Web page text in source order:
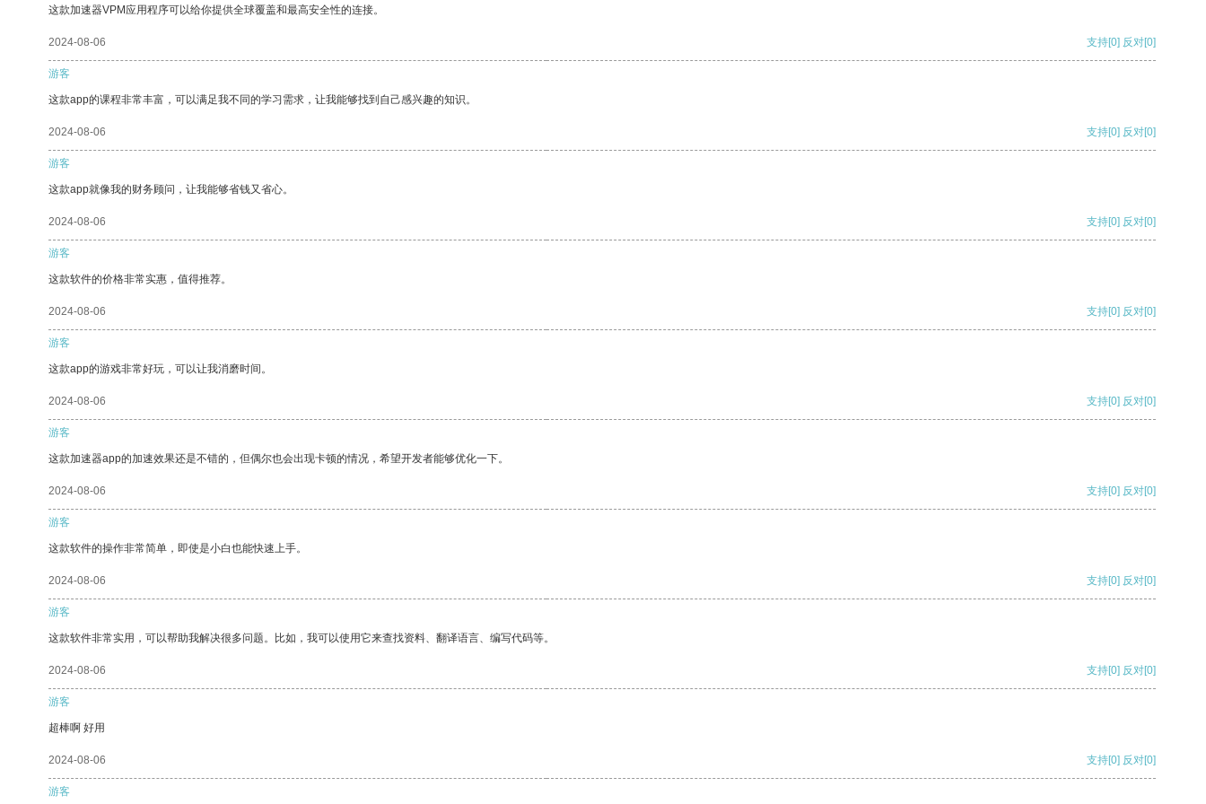
这款加速器VPM应用程序可以给你提供全球覆盖和最高安全性的连接。
2024-08-06 支持[0] 反对[0]
游客
这款app的课程非常丰富，可以满足我不同的学习需求，让我能够找到自己感兴趣的知识。
2024-08-06 支持[0] 反对[0]
游客
这款app就像我的财务顾问，让我能够省钱又省心。
2024-08-06 支持[0] 反对[0]
游客
这款软件的价格非常实惠，值得推荐。
2024-08-06 支持[0] 反对[0]
游客
这款app的游戏非常好玩，可以让我消磨时间。
2024-08-06 支持[0] 反对[0]
游客
这款加速器app的加速效果还是不错的，但偶尔也会出现卡顿的情况，希望开发者能够优化一下。
2024-08-06 支持[0] 反对[0]
游客
这款软件的操作非常简单，即使是小白也能快速上手。
2024-08-06 支持[0] 反对[0]
游客
这款软件非常实用，可以帮助我解决很多问题。比如，我可以使用它来查找资料、翻译语言、编写代码等。
2024-08-06 支持[0] 反对[0]
游客
超棒啊 好用
2024-08-06 支持[0] 反对[0]
游客